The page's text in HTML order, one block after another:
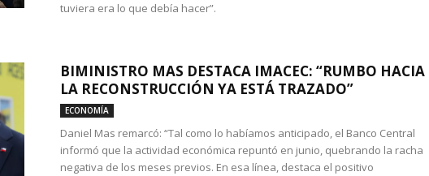
tuviera era lo que debía hacer”.
BIMINISTRO MAS DESTACA IMACEC: “RUMBO HACIA
LA RECONSTRUCCIÓN YA ESTÁ TRAZADO”
ECONOMÍA
Daniel Mas remarcó: “Tal como lo habíamos anticipado, el Banco Central
informó que la actividad económica repuntó en junio, quebrando la racha
negativa de los meses previos. En esa línea, destaca el positivo